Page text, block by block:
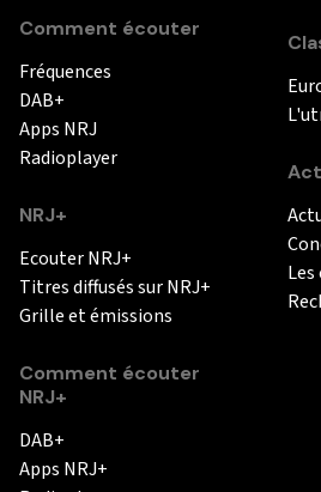
Comment écouter
Fréquences
DAB+
Apps NRJ
Radioplayer
NRJ+
Ecouter NRJ+
Titres diffusés sur NRJ+
Grille et émissions
Comment écouter
NRJ+
DAB+
Apps NRJ+